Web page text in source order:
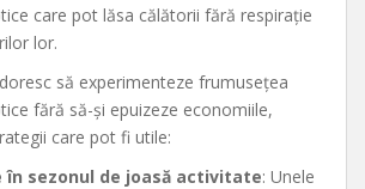
care pot lăsa călătorii fără respirație
lor.
să experimenteze frumusețea
fără să-și epuizeze economiile,
care pot fi utile:
în sezonul de joasă activitate: Unele